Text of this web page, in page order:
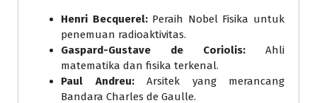
Henri Becquerel:Peraih Nobel Fisika untuk
penemuan radioaktivitas.
Gaspard-Gustave de Coriolis: Ahli
matematika dan fisika terkenal.
Paul Andreu:Arsitek yang merancang
Bandara Charles de Gaulle.